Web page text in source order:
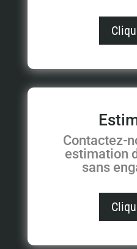
Contactez-
estimation
sans